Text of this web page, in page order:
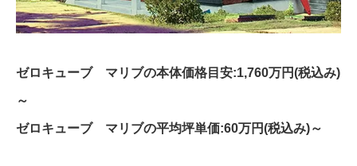
ゼロキューブ マリブの本体価格目安:1,760万円(税込み)
～
ゼロキューブ マリブの平均坪単価:60万円(税込み)～